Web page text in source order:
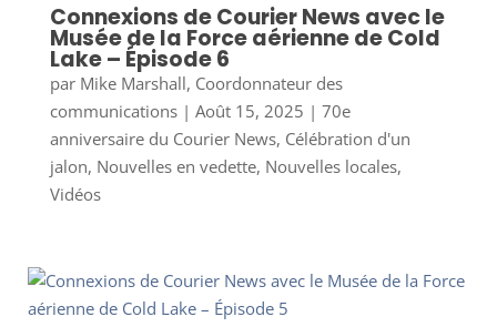
Connexions de Courier News avec le
Musée de la Force aérienne de Cold
Lake – Épisode 6
par Mike Marshall, Coordonnateur des
communications| Août 15, 2025 | 70e
anniversaire du Courier News, Célébration d'un
jalon, Nouvelles en vedette, Nouvelles locales,
Vidéos